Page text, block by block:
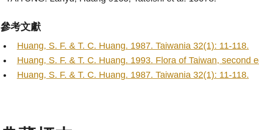
參考文獻
Huang, S. F. & T. C. Huang. 1987. Taiwania 32(1): 11-118.
Huang, S. F. & T. C. Huang. 1993. Flora of Taiwan, second
Huang, S. F. & T. C. Huang. 1987. Taiwania 32(1): 11-118.